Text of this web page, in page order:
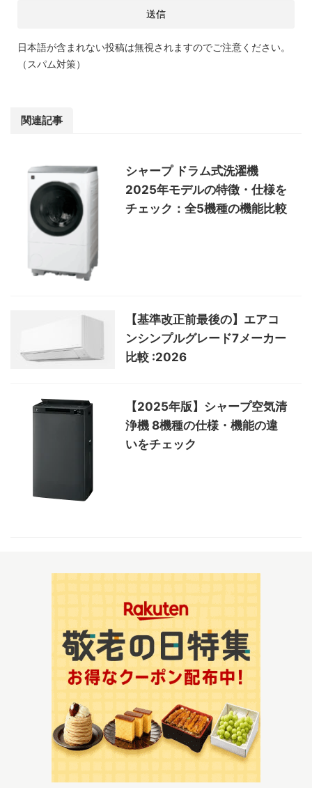
日本語が含まれない投稿は無視されますのでご注意ください。
（スパム対策）
関連記事
シャープ ドラム式洗濯機
2025年モデルの特徴・仕様を
チェック：全5機種の機能比較
【基準改正前最後の】エアコ
ンシンプルグレード7メーカー
比較 :2026
【2025年版】シャープ空気清
浄機 8機種の仕様・機能の違
いをチェック